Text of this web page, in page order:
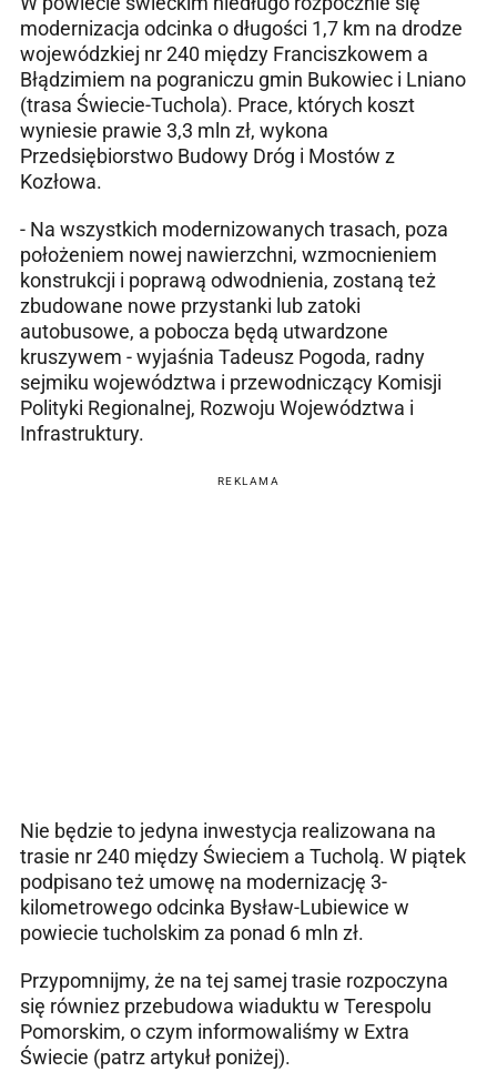
modernizacja odcinka o długości 1,7 km na drodze
wojewódzkiej nr 240 między Franciszkowem a
Błądzimiem na pograniczu gmin Bukowiec i Lniano
(trasa Świecie-Tuchola). Prace, których koszt
wyniesie prawie 3,3 mln zł, wykona
Przedsiębiorstwo Budowy Dróg i Mostów z
Kozłowa.
- Na wszystkich modernizowanych trasach, poza
położeniem nowej nawierzchni, wzmocnieniem
konstrukcji i poprawą odwodnienia, zostaną też
zbudowane nowe przystanki lub zatoki
autobusowe, a pobocza będą utwardzone
kruszywem - wyjaśnia Tadeusz Pogoda, radny
sejmiku województwa i przewodniczący Komisji
Polityki Regionalnej, Rozwoju Województwa i
Infrastruktury.
REKLAMA
Nie będzie to jedyna inwestycja realizowana na
trasie nr 240 między Świeciem a Tucholą. W piątek
podpisano też umowę na modernizację 3-
kilometrowego odcinka Bysław-Lubiewice w
powiecie tucholskim za ponad 6 mln zł.
Przypomnijmy, że na tej samej trasie rozpoczyna
się równiez przebudowa wiaduktu w Terespolu
Pomorskim, o czym informowaliśmy w Extra
Świecie (patrz artykuł poniżej).